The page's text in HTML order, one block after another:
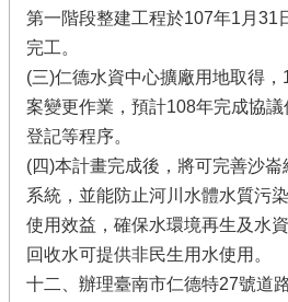
第一階段整建工程於107年1月31
完工。
(三)仁德水資中心擴廠用地取得
案變更作業，預計108年完成協
登記等程序。
(四)本計畫完成後，將可完善沙
系統，並能防止河川水體水質污
使用效益，確保水環境再生及水
回收水可提供非民生用水使用。
十二、辦理臺南市仁德特27號道